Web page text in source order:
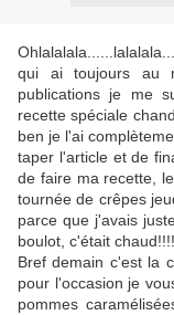
qui ai toujours au
publications je me
recette spéciale
ben je l'ai
taper l'article et de
de faire ma recette,
tournée de crêpes
parce que j'avais
boulot, c'était chaud!!!!
Bref demain c'est la
pour l'occasion je
pommes